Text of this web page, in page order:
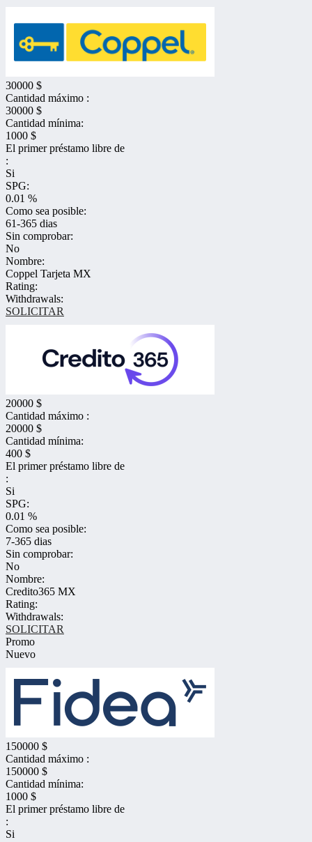
30000 $
Cantidad máximo :
30000 $
Cantidad mínima:
1000 $
El primer préstamo libre de
:
Si
SPG:
0.01 %
Como sea posible:
61-365 dias
Sin comprobar:
No
Nombre:
Coppel Tarjeta MX
Rating:
Withdrawals:
SOLICITAR
20000 $
Cantidad máximo :
20000 $
Cantidad mínima:
400 $
El primer préstamo libre de
:
Si
SPG:
0.01 %
Como sea posible:
7-365 dias
Sin comprobar:
No
Nombre:
Credito365 MX
Rating:
Withdrawals:
SOLICITAR
Promo
Nuevo
150000 $
Cantidad máximo :
150000 $
Cantidad mínima:
1000 $
El primer préstamo libre de
:
Si